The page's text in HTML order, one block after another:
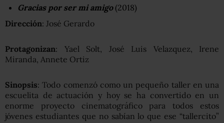
Gracias por ser mi amigo(2018)
Dirección: José Gerardo
Protagonizan: Yael Solt, José Luis Velazquez, Irene
Miranda, Annete Ortiz
Sinopsis: Todo comenzó como un pequeño taller en una
escuelita de actuación y hoy se ha convertido en un
enorme proyecto cinematográfico para todos estos
jóvenes estudiantes que no sabían lo que ese “tallercito”